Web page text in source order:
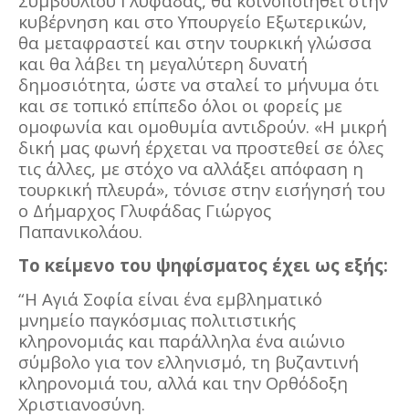
κυβέρνηση και στο Υπουργείο Εξωτερικών,
θα μεταφραστεί και στην τουρκική γλώσσα
και θα λάβει τη μεγαλύτερη δυνατή
δημοσιότητα, ώστε να σταλεί το μήνυμα ότι
και σε τοπικό επίπεδο όλοι οι φορείς με
ομοφωνία και ομοθυμία αντιδρούν. «Η μικρή
δική μας φωνή έρχεται να προστεθεί σε όλες
τις άλλες, με στόχο να αλλάξει απόφαση η
τουρκική πλευρά», τόνισε στην εισήγησή του
ο Δήμαρχος Γλυφάδας Γιώργος
Παπανικολάου.
Το κείμενο του ψηφίσματος έχει ως εξής:
“Η Αγιά Σοφία είναι ένα εμβληματικό
μνημείο παγκόσμιας πολιτιστικής
κληρονομιάς και παράλληλα ένα αιώνιο
σύμβολο για τον ελληνισμό, τη βυζαντινή
κληρονομιά του, αλλά και την Ορθόδοξη
Χριστιανοσύνη.